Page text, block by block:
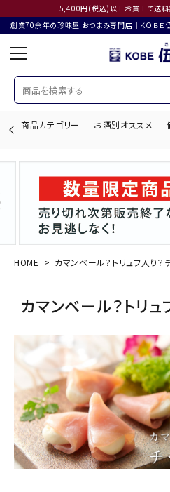
5,400円(税込)以上お買上で送料
創業70余年の珍味屋 おつまみ専門店│ＫＯＢＥ
商品カテゴリー お酒別オススメ
ACCOUNT MENU
お酒別オススメ
価格別
お問い合わせ
ご利用ガイド
HOME カマンベール？トリュフ入り？
カマンベール？トリ